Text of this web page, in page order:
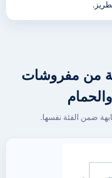
من مفروشات
ضمن الفئة نفسها.